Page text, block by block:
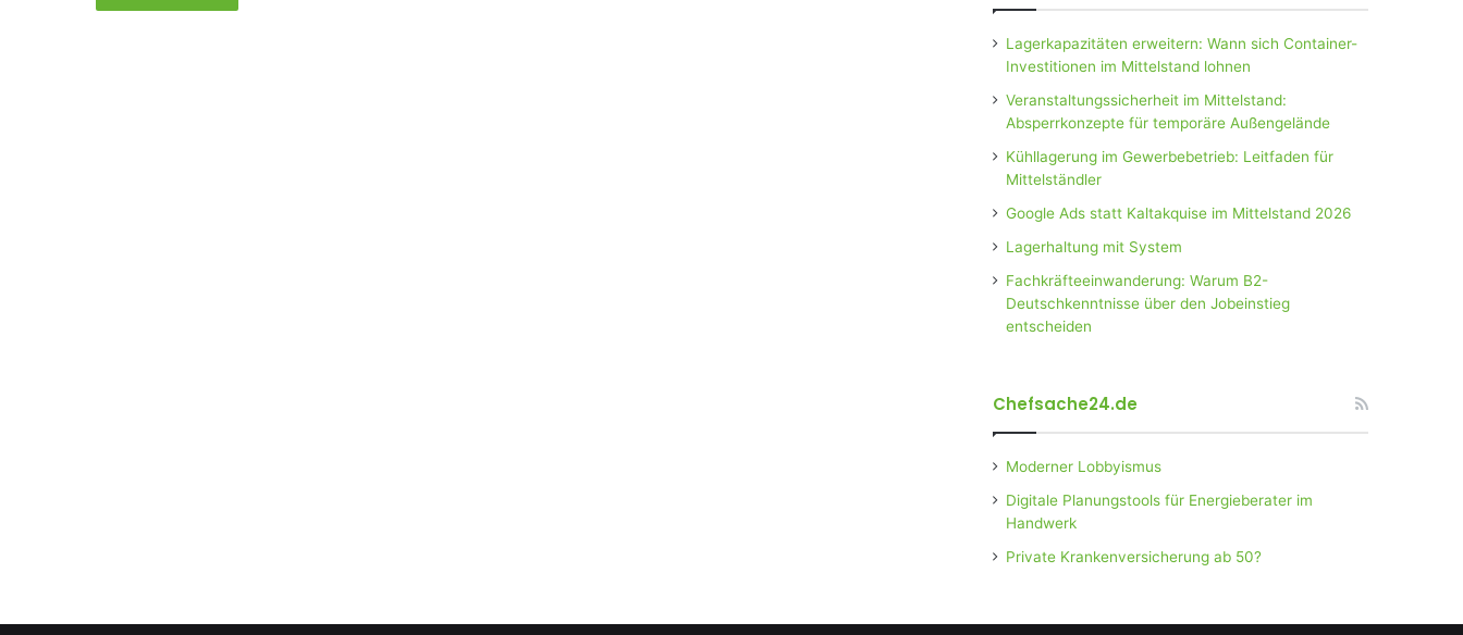
Lagerkapazitäten erweitern: Wann sich Container-
Investitionen im Mittelstand lohnen
Veranstaltungssicherheit im Mittelstand:
Absperrkonzepte für temporäre Außengelände
Kühllagerung im Gewerbebetrieb: Leitfaden für
Mittelständler
Google Ads statt Kaltakquise im Mittelstand 2026
Lagerhaltung mit System
Fachkräfteeinwanderung: Warum B2-
Deutschkenntnisse über den Jobeinstieg
entscheiden
Chefsache24.de
Moderner Lobbyismus
Digitale Planungstools für Energieberater im
Handwerk
Private Krankenversicherung ab 50?